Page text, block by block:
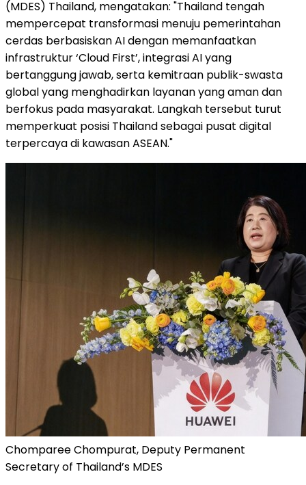
(MDES) Thailand, mengatakan: "Thailand tengah
mempercepat transformasi menuju pemerintahan
cerdas berbasiskan AI dengan memanfaatkan
infrastruktur ‘Cloud First’, integrasi AI yang
bertanggung jawab, serta kemitraan publik-swasta
global yang menghadirkan layanan yang aman dan
berfokus pada masyarakat. Langkah tersebut turut
memperkuat posisi Thailand sebagai pusat digital
terpercaya di kawasan ASEAN."
Chomparee Chompurat, Deputy Permanent
Secretary of Thailand’s MDES